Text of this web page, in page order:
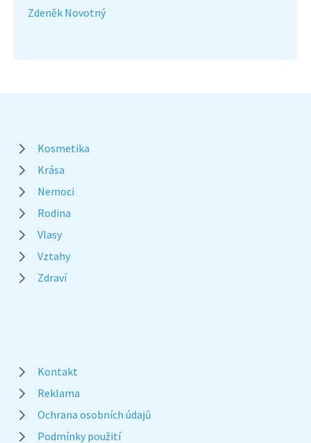
Zdeněk Novotný
Kosmetika
Krása
Nemoci
Rodina
Vlasy
Vztahy
Zdraví
Kontakt
Reklama
Ochrana osobních údajů
Podmínky použití